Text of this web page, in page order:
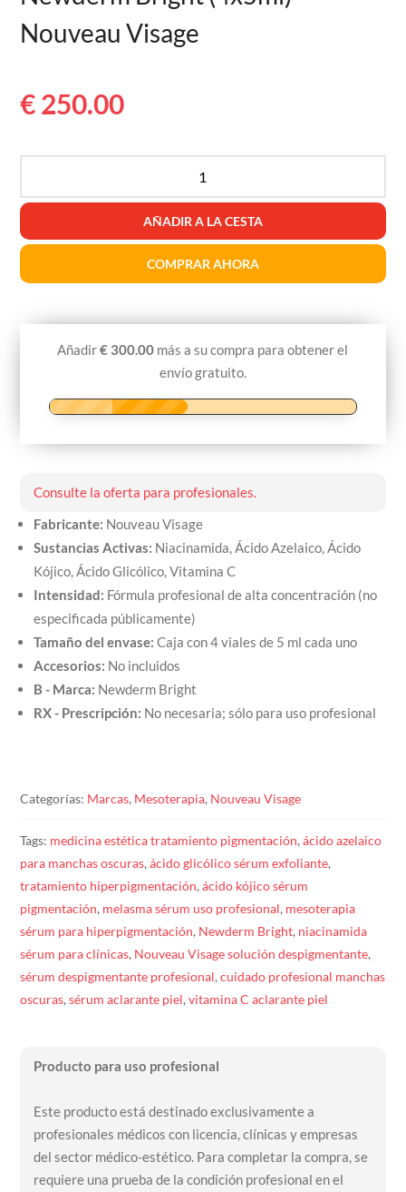
Nouveau Visage
€250.00
(4x5ml)-
Nouveau
Visage
Cantidad
Bright
(4x5ml)-
AÑADIR A LA CESTA
COMPRAR AHORA
Añadir€ 300.00 más a su compra para obtener el
envío gratuito.
Consulte la oferta para profesionales.
Fabricante: Nouveau Visage
Sustancias Activas: Niacinamida, Ácido Azelaico, Ácido
Kójico, Ácido Glicólico, Vitamina C
Intensidad: Fórmula profesional de alta concentración (no
especificada públicamente)
Tamaño del envase: Caja con 4 viales de 5 ml cada uno
Accesorios: No incluidos
B - Marca: Newderm Bright
RX - Prescripción: No necesaria; sólo para uso profesional
Categorías: Marcas, Mesoterapia, Nouveau Visage
Tags: medicina estética tratamiento pigmentación,ácido azelaico
para manchas oscuras,ácido glicólico sérum exfoliante,
tratamiento hiperpigmentación,ácido kójico sérum
pigmentación, melasma sérum uso profesional, mesoterapia
sérum para hiperpigmentación, Newderm Bright, niacinamida
sérum para clínicas, Nouveau Visage solución despigmentante,
sérum despigmentante profesional,cuidado profesional manchas
oscuras,sérum aclarante piel,vitamina C aclarante piel
Producto para uso profesional
Este producto está destinado exclusivamente a
profesionales médicos con licencia, clínicas y empresas
del sector médico-estético. Para completar la compra, se
requiere una prueba de la condición profesional en el